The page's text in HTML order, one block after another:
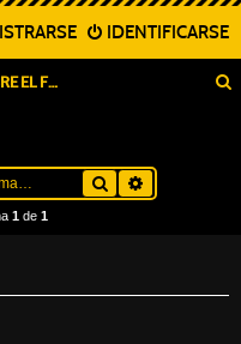
IDENTIFICARSE
TODO SOBRE EL FORO (OBLIGADA LECTURA)
Buscar
1 de 1